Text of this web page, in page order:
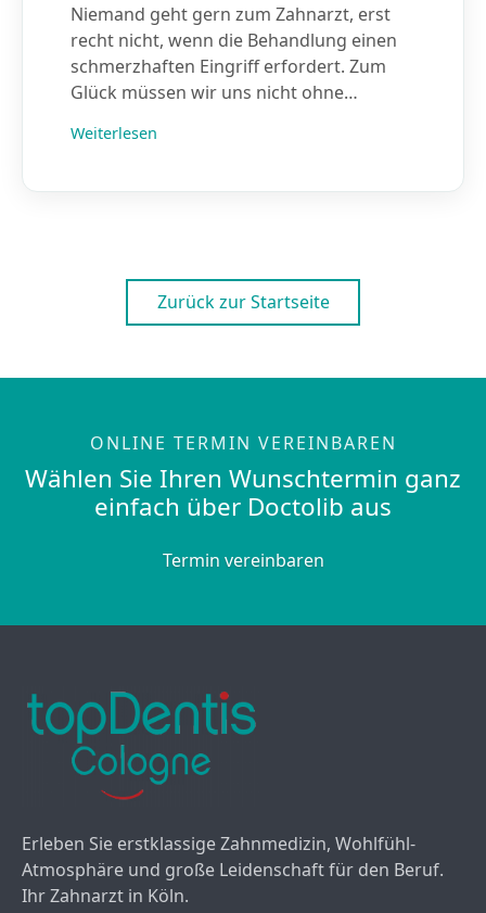
Niemand geht gern zum Zahnarzt, erst
recht nicht, wenn die Behandlung einen
schmerzhaften Eingriff erfordert. Zum
Glück müssen wir uns nicht ohne…
Weiterlesen
Zurück zur Startseite
ONLINE TERMIN VEREINBAREN
Wählen Sie Ihren Wunschtermin ganz
einfach über Doctolib aus
Termin vereinbaren
Erleben Sie erstklassige Zahnmedizin, Wohlfühl-
Atmosphäre und große Leidenschaft für den Beruf.
Ihr Zahnarzt in Köln.